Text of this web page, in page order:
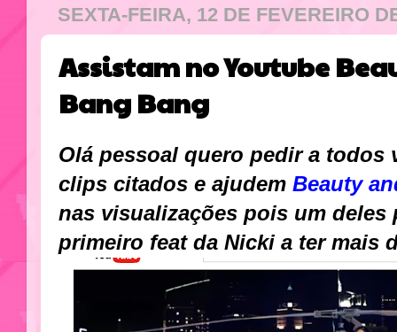
SEXTA-FEIRA, 12 DE FEVEREIRO
Assistam no Youtube
Bang Bang
Olá pessoal quero pedir a todos
clips citados e ajudem Beauty
nas visualizações pois um deles
primeiro feat da Nicki a ter mais